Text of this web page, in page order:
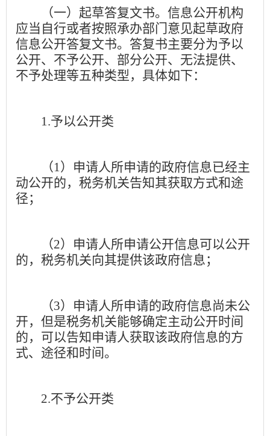
（一）起草答复文书。 信息公开机构
应当自行或者按照承办部门意见起草政府
信息公开答复文书。答复书主要分为予以
公开、不予公开、部分公开、无法提供、
不予处理等五种类型，具体如下：
1.予以公开类
（1 ）申请人所申请的政府信息已经主
动公开的，税务机关告知其获取方式和途
径；
（2）申请人所申请公开信息可以公开
的，税务机关向其提供该政府信息；
（3）申请人所申请的政府信息尚未公
开，但是税务机关能够确定主动公开时间
的，可以告知申请人获取该政府信息的方
式、途径和时间。
2.不予公开类